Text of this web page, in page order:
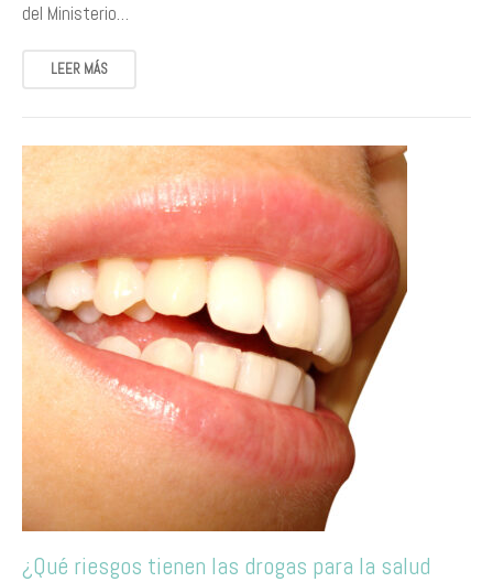
del Ministerio…
LEER MÁS
¿Qué riesgos tienen las drogas para la salud